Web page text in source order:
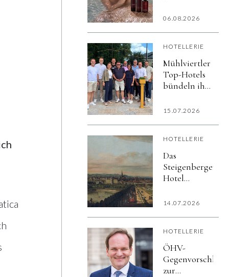
Hautpflege
das
Hotelbad,
entwickelt
mit aktiv
Wasser
06.08.2026
HOTELLERIE
Mühlviertler
Top-Hotels
bündeln ihre
15.07.2026
HOTELLERIE
Das
Steigenberger
Hotel
Wien und
Museum
präsentieren
exklusives
Kultur-
14.07.2026
HOTELLERIE
ÖHV-
Gegenvorschlag
zur